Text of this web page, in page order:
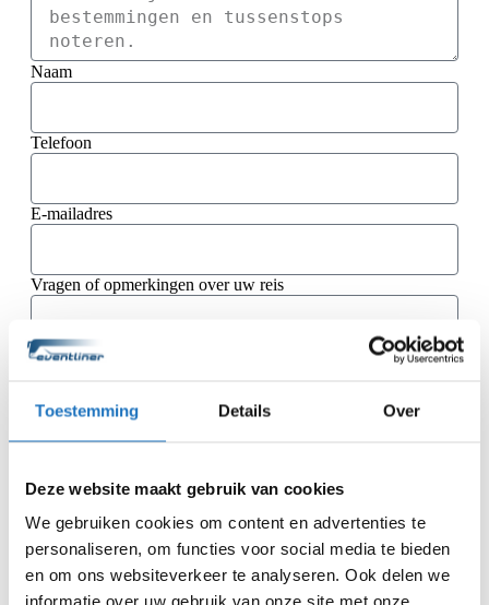
Toestemming Details Over
Deze website maakt gebruik van cookies
We gebruiken cookies om content en advertenties te
personaliseren, om functies voor social media te bieden
en om ons websiteverkeer te analyseren. Ook delen we
informatie over uw gebruik van onze site met onze
Naam
Telefoon
E-mailadres
Vragen of opmerkingen over uw reis
Ga je akkoord met de
algemene vervoer- en reisvoorwaarden
Offerte aanvragen